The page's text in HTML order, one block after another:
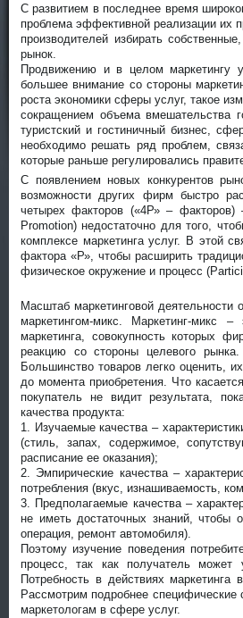
С развитием в последнее время
проблема эффективной реализации их
производителей избирать
рынок.
Продвижению и в целом маркетингу
большее внимание со стороны
роста экономики сферы услуг, такое
сокращением объема вмешательства
туристский и гостиничный бизнес,
необходимо решать ряд проблем,
которые раньше регулировались
С появлением новых конкурентов
возможности других фирм быстро
четырех факторов («4Р» –
Promotion) недостаточно для того,
комплексе маркетинга услуг. В этой
фактора «Р», чтобы расширить
физическое окружение и процесс
Масштаб маркетинговой
маркетингом-микс. Маркетинг-микс
маркетинга, совокупность которых
реакцию со стороны целевого
Большинство товаров легко оценить,
до момента приобретения. Что
покупатель не видит результата,
качества продукта:
1. Изучаемые качества –
(стиль, запах, содержимое,
расписание ее оказания);
2. Эмпирические качества –
потребления (вкус, изнашиваемость,
3. Предполагаемые качества –
не иметь достаточных знаний, чтобы
операция, ремонт автомобиля).
Поэтому изучение поведения
процесс, так как получатель может
Потребность в действиях
Рассмотрим подробнее специфические
маркетологам в сфере услуг.